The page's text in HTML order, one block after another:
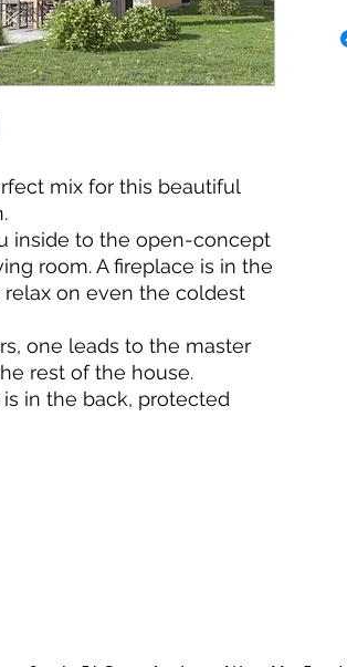
mix for this beautiful
inside to the open-concept
room. A fireplace is in the
on even the coldest
one leads to the master
rest of the house.
in the back, protected